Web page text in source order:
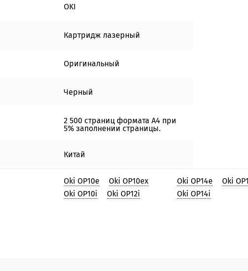
OKI
Картридж лазерный
Оригинальный
Черный
2 500 страниц формата А4 при
5% заполнении страницы.
Китай
Oki OP10e
Oki OP10ex
Oki OP10i
Oki OP12i
Oki OP14e
Oki
Oki OP14i